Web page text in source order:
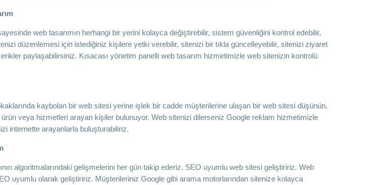
web tasarımın herhangi bir yerini kolayca değiştirebilir, sistem güvenliğini kontrol edebilir,
düzenlemesi için istediğiniz kişilere yetki verebilir, sitenizi bir tıkla güncelleyebilir, sitenizi ziyaret
paylaşabilirsiniz. Kısacası yönetim panelli web tasarım hizmetimizle web sitenizin kontrolü
kaybolan bir web sitesi yerine işlek bir cadde müşterilerine ulaşan bir web sitesi düşünün.
veya hizmetleri arayan kişiler bulunuyor. Web sitenizi dilerseniz Google reklam hizmetimizle
internette arayanlarla buluşturabiliriz.
algoritmalarındaki gelişmelerini her gün takip ederiz. SEO uyumlu web sitesi geliştiririz. Web
uyumlu olarak geliştiririz. Müşterileriniz Google gibi arama motorlarından sitenize kolayca